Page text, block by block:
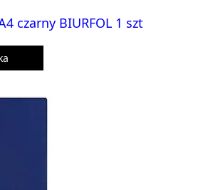
czarny BIURFOL 1 szt